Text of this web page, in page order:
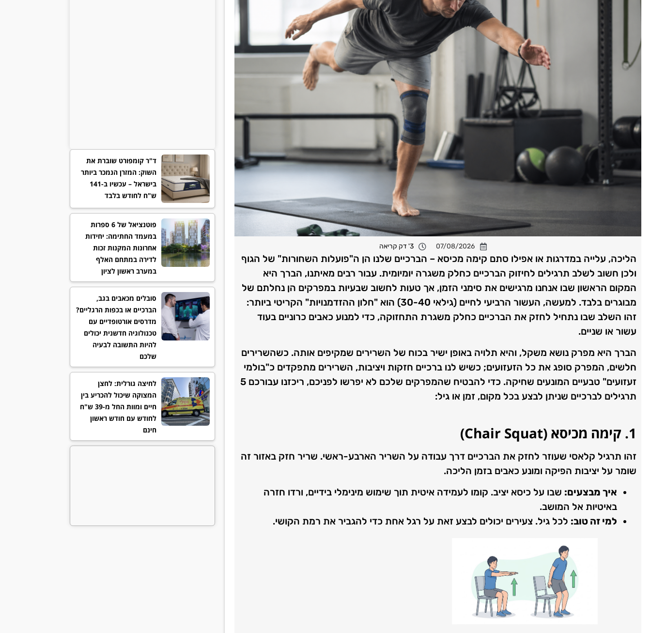
07/08/2026 3' דק קריאה
הליכה, עלייה במדרגות או אפילו סתם קימה מכיסא – הברכיים שלנו הן ה"פועלות השחורות" של הגוף
ולכן חשוב לשלב תרגילים לחיזוק הברכיים כחלק משגרה יומיומית. עבור רבים מאיתנו, הברך היא
המקום הראשון שבו אנחנו מרגישים את סימני הזמן, אך טעות לחשוב שבעיות במפרקים הן נחלתם של
מבוגרים בלבד. למעשה, העשור הרביעי לחיים (גילאי 30-40) הוא "חלון ההזדמנויות" הקריטי ביותר:
זהו השלב שבו נתחיל לחזק את הברכיים כחלק משגרת התחזוקה, כדי למנוע כאבים כרוניים בעוד
עשור או שניים.
הברך היא מפרק נושא משקל, והיא תלויה באופן ישיר בכוח של השרירים שמקיפים אותה. כשהשרירים
חלשים, המפרק סופג את כל הזעזועים; כשיש לנו ברכיים חזקות ויציבות, השרירים מתפקדים כ"בולמי
זעזועים" טבעיים המונעים שחיקה. כדי להבטיח שהמפרקים שלכם לא יפרשו לפניכם, ריכזנו עבורכם 5
תרגילים לברכיים שניתן לבצע בכל מקום, זמן או גיל:
1. קימה מכיסא ( Chair Squat
)
זהו תרגיל קלאסי שעוזר לחזק את הברכיים דרך עבודה על השריר הארבע-ראשי. שריר חזק באזור זה
שומר על יציבות הפיקה ומונע כאבים בזמן הליכה.
איך מבצעים: שבו על כיסא יציב. קומו לעמידה איטית תוך שימוש מינימלי בידיים, ורדו חזרה
באיטיות אל המושב.
למי זה טוב: לכל גיל. צעירים יכולים לבצע זאת על רגל אחת כדי להגביר את רמת הקושי.
ד"ר קומפורט שוברת את
השוק: המזרן הנמכר ביותר
בישראל – עכשיו ב-141
ש"ח לחודש בלבד
פוטנציאל של 6 ספרות
במעמד החתימה: יחידות
אחרונות המקנות זכות
לדירה במתחם האלף
במערב ראשון לציון
סובלים מכאבים בגב,
הברכיים או בכפות הרגליים?
מדרסים אורטופדיים עם
טכנולוגיה חדשנית יכולים
להיות התשובה לבעיה
שלכם
לחיצה גורלית: לחצן
המצוקה שיכול להכריע בין
חיים ומוות החל מ-39 ש"ח
לחודש עם חודש ראשון
חינם